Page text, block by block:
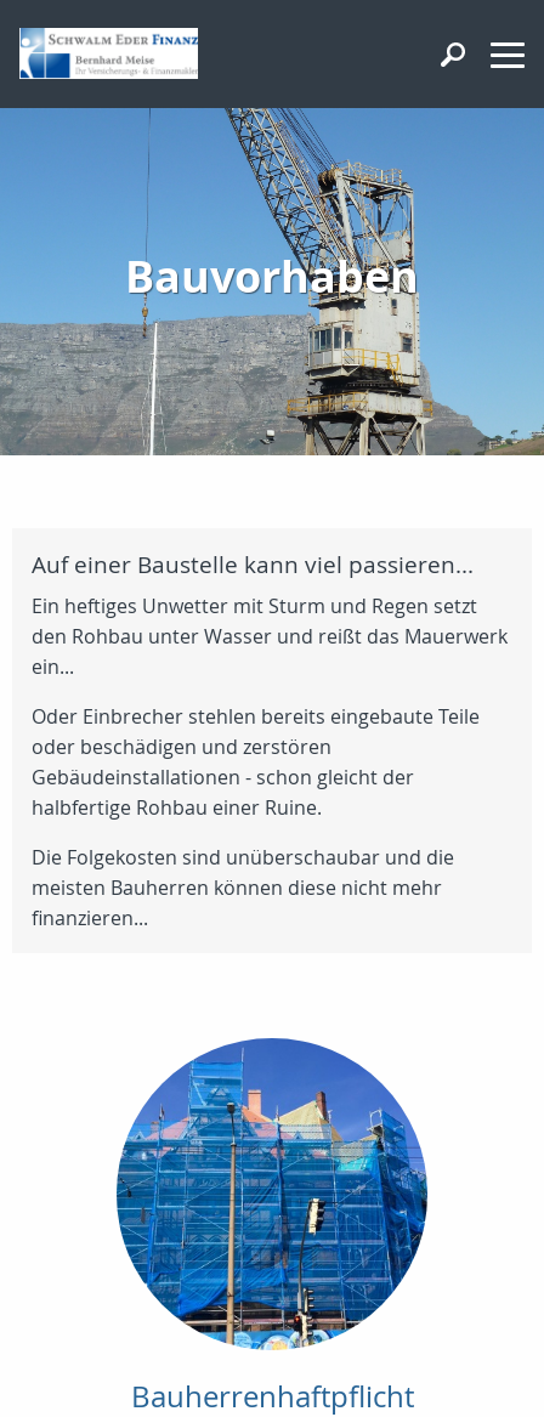
Bauvorhaben
Auf einer Baustelle kann viel passieren...
Ein heftiges Unwetter mit Sturm und Regen setzt
den Rohbau unter Wasser und reißt das Mauerwerk
ein...
Oder Einbrecher stehlen bereits eingebaute Teile
oder beschädigen und zerstören
Gebäudeinstallationen - schon gleicht der
halbfertige Rohbau einer Ruine.
Die Folgekosten sind unüberschaubar und die
meisten Bauherren können diese nicht mehr
finanzieren...
Bauherrenhaftpflicht